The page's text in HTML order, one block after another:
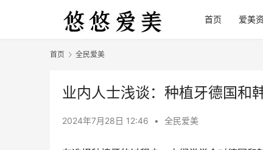
首页 爱美
首页 全民爱美
业内人士浅谈：种植牙德国和
2024年7月28日 12:46 • 全民爱美